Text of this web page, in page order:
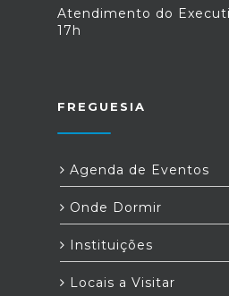
Atendimento do
17h
FREGUESIA
Agenda de Eventos
Onde Dormir
Instituições
Locais a Visitar